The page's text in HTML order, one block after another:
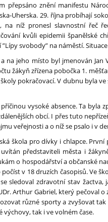
přepsáno znění manifestu
Uherska. 29. října probíhají
na níž pronesl slavnostní řeč
kvůli epidemii španělské
svobody” na náměstí.
na jeho místo byl jmenován
žákyň zřízena pobočka 1.
pokračovací. V dubnu byla
vysoké absence. Ta
obcí. I přes tuto
veřejnosti a o níž se psalo i v
škola pro dívky i chlapce.
představiteli města i
o hospodářství a občanské
v 18 druzích časopisů. Ve
sledoval zdravotní stav
Arthur Gabriel, který pečoval
různé sporty a zvyšovat
tak i ve volném čase.